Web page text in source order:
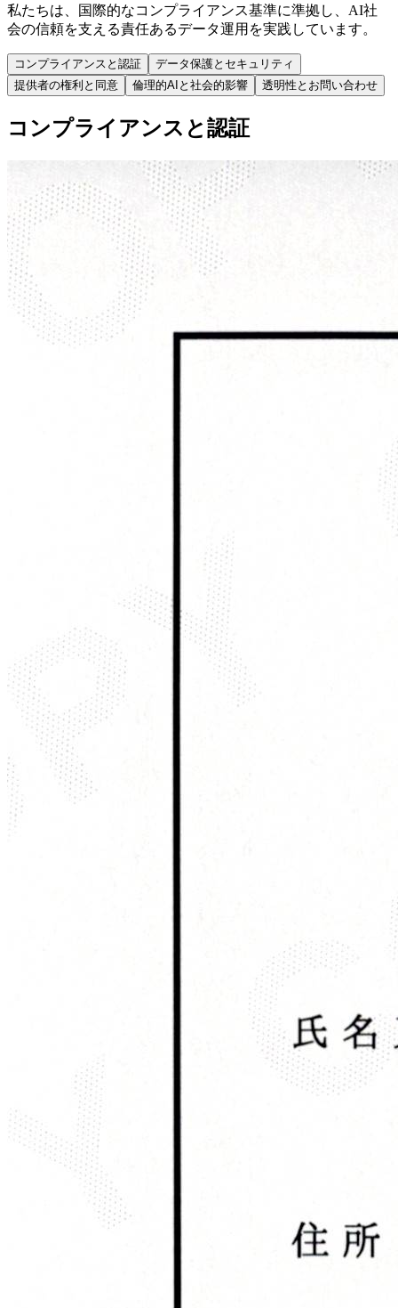
私たちは、国際的なコンプライアンス基準に準拠し、AI社
会の信頼を支える責任あるデータ運用を実践しています。
コンプライアンスと認証
データ保護とセキュリティ
提供者の権利と同意
倫理的AIと社会的影響 透明性とお問い合わせ
コンプライアンスと認証